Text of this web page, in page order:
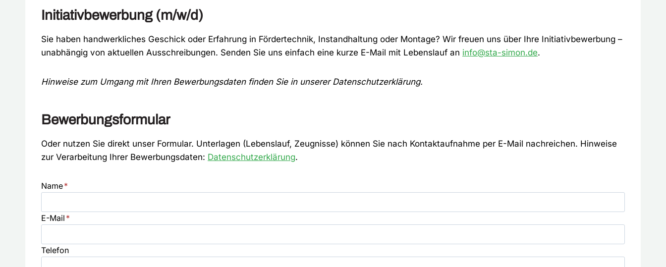
Initiativbewerbung (m/w/d)
Sie haben handwerkliches Geschick oder Erfahrung in Fördertechnik, Instandhaltung oder Montage? Wir freuen uns über Ihre Initiativbewerbung –
unabhängig von aktuellen Ausschreibungen. Senden Sie uns einfach eine kurze E-Mail mit Lebenslauf an info@sta-simon.de.
Hinweise zum Umgang mit Ihren Bewerbungsdaten finden Sie in unserer Datenschutzerklärung.
Bewerbungsformular
Oder nutzen Sie direkt unser Formular. Unterlagen (Lebenslauf, Zeugnisse) können Sie nach Kontaktaufnahme per E-Mail nachreichen. Hinweise
zur Verarbeitung Ihrer Bewerbungsdaten: Datenschutzerklärung.
Name*
E-Mail *
Telefon